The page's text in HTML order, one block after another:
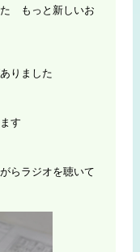
た もっと新しいお
りました
す
らラジオを聴いて